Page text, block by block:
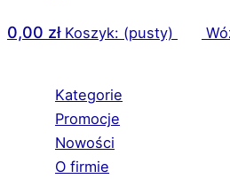
0,00 zł Koszyk: (pusty)
Kategorie
Promocje
Nowości
O firmie